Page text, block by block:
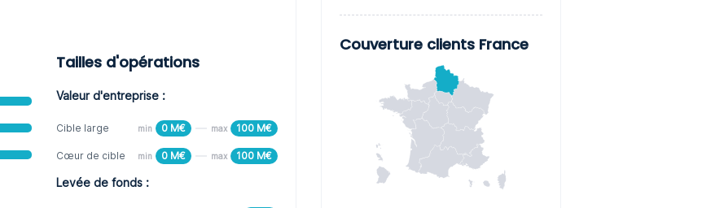
Tailles d'opérations
Valeur d'entreprise :
Cible large min 0 M€ max 100 M€
Cœur de cible min 0 M€ max 100 M€
Levée de fonds :
Couverture clients France